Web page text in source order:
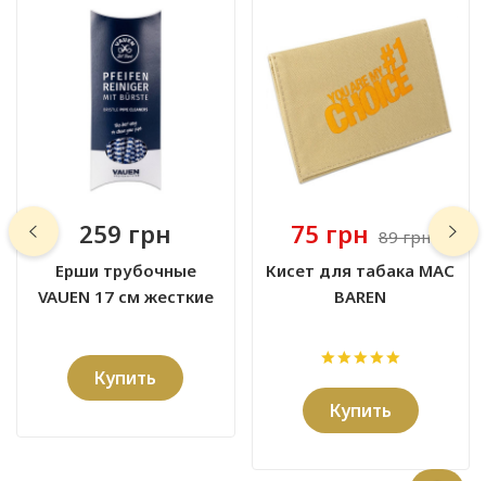
259 грн
Ерши трубочные
VAUEN 17 см жесткие
Купить
75 грн 89 грн
Кисет для табака MAC
BAREN
Купить